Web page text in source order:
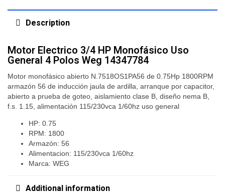
Description
Motor Electrico 3/4 HP Monofásico Uso
General 4 Polos Weg 14347784
Motor monofásico abierto N.7518OS1PA56 de 0.75Hp 1800RPM
armazón 56 de inducción jaula de ardilla, arranque por capacitor,
abierto a prueba de goteo, aislamiento clase B, diseño nema B,
f.s. 1.15, alimentación 115/230vca 1/60hz uso general
HP: 0.75
RPM: 1800
Armazón: 56
Alimentacion: 115/230vca 1/60hz
Marca: WEG
Additional information